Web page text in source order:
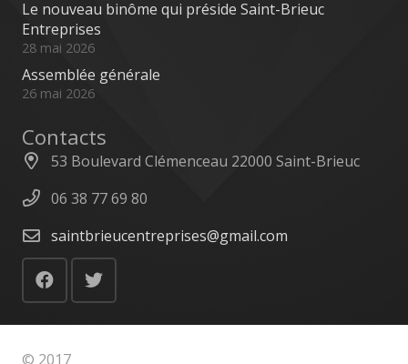
Le nouveau binôme qui préside Saint-Brieuc
Entreprises
28 mai 2026
Assemblée générale
26 mai 2026
Contacts
53 Boulevard Clémenceau 22000 Saint-Brieuc
06 38 77 69 80
saintbrieucentreprises@gmail.com
© 2017